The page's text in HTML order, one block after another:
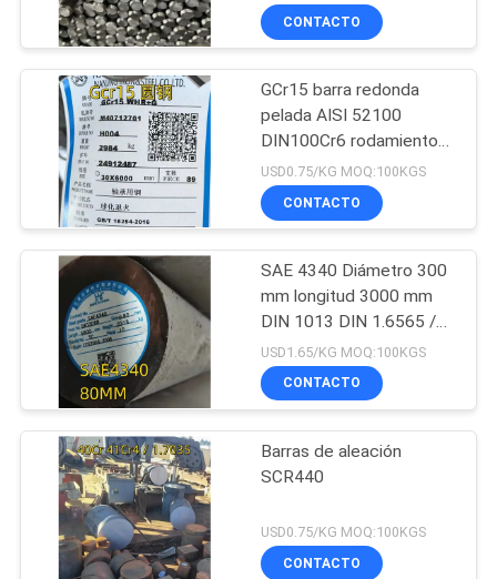
normalizado apagado
CONTACTO
GCr15 barra redonda
pelada AISI 52100
DIN100Cr6 rodamiento
barra de aleación OD 30
mm
USD0.75/KG MOQ:100KGS
CONTACTO
SAE 4340 Diámetro 300
mm longitud 3000 mm
DIN 1013 DIN 1.6565 /
40CrNiMo 6 QT Barra
sólida
USD1.65/KG MOQ:100KGS
CONTACTO
Barras de aleación
SCR440
USD0.75/KG MOQ:100KGS
CONTACTO